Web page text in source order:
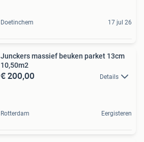
Doetinchem 17 jul 26
Junckers massief beuken parket 13cm
10,50m2
€ 200,00 Details
Rotterdam Eergisteren